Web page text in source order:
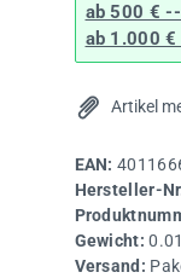
ab 500 €
ab 1.000
Artikel
EAN:
Hersteller-
Gewicht:
Versand: